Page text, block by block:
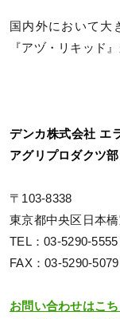
国内外において大
『アヅ・リキッド
デンカ株式会社 エ
アグリプロダクツ部
〒103-8338
東京都中央区日本
TEL：03-5290-5555
FAX：03-5290-5079
お問い合わせはこ